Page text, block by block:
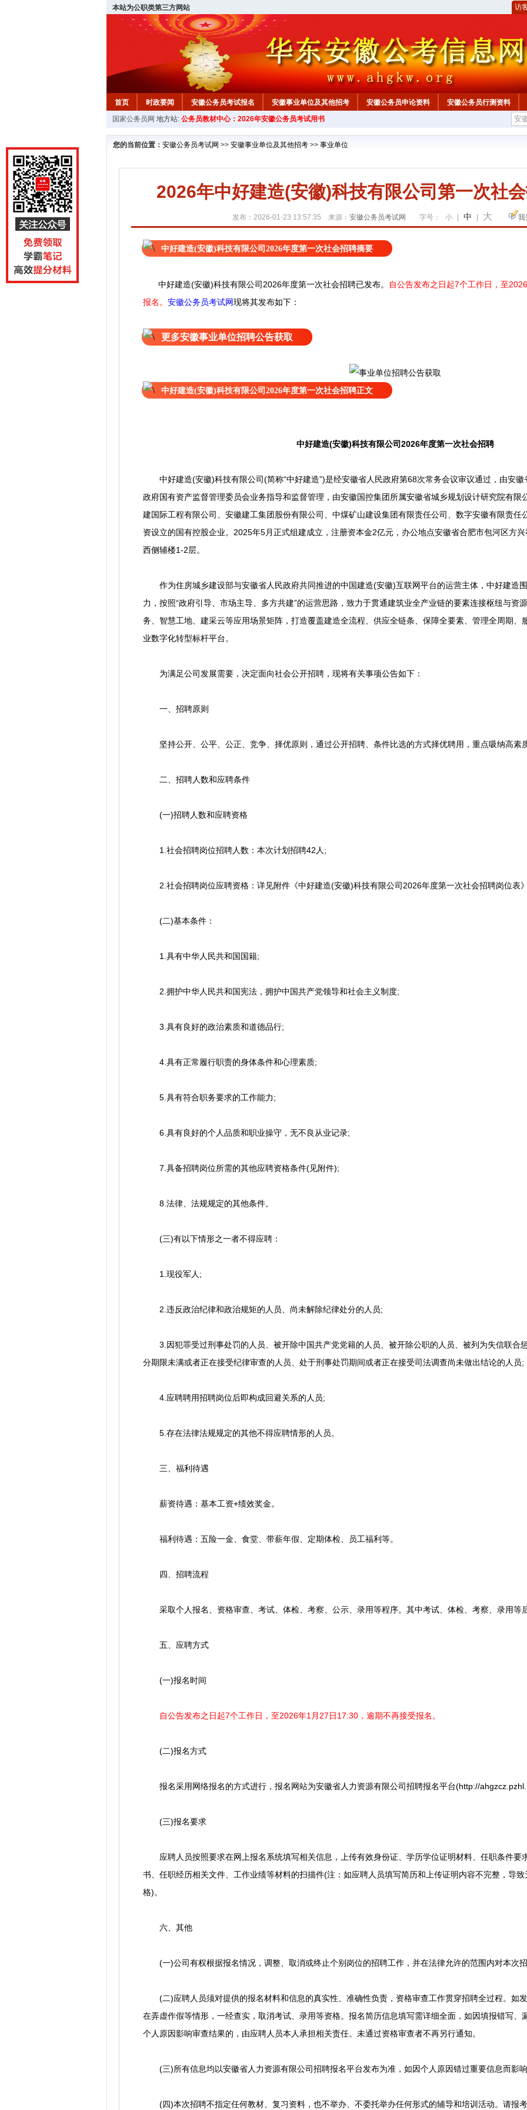
本站为公职类第三方网站 访
首页 时政要闻 安徽公务员考试报名 安徽事业单位及其他招考 安徽公务员申论资料 安徽公务员行测资料
安徽公务员行测试题 在线咨询 教材中心
国家公务员网 地方站: 公务员教材中心：2026年安徽公务员考试用书
您的当前位置： 安徽公务员考试网 >> 安徽事业单位及其他招考 >> 事业单位
2026年中好建造(安徽)科技有限公司第一次社
发布：2026-01-23 13:57:35 来源： 安徽公务员考试网 字号： 小 中 大 我
中好建造(安徽)科技有限公司2026年度第一次社会招聘摘要
中好建造(安徽)科技有限公司2026年度第一次社会招聘已发布。
自公告发布之日起7个工作日，至
报名。 安徽公务员考试网现将其发布如下：
更多安徽事业单位招聘公告获取
中好建造(安徽)科技有限公司2026年度第一次社会招聘正文
中好建造(安徽)科技有限公司2026年度第一次社会招聘
中好建造(安徽)科技有限公司(简称“中好建造”)是经安徽省人民政府第68次常务会议审议通过，由安徽
政府国有资产监督管理委员会业务指导和监督管理，由安徽国控集团所属安徽省城乡规划设计研究院有限
建国际工程有限公司、安徽建工集团股份有限公司、中煤矿山建设集团有限责任公司、数字安徽有限责任
资设立的国有控股企业。2025年5月正式组建成立，注册资本金2亿元，办公地点安徽省合肥市包河区方
西侧辅楼1-2层。
作为住房城乡建设部与安徽省人民政府共同推进的中国建造(安徽)互联网平台的运营主体，中好建造
力，按照“政府引导、市场主导、多方共建”的运营思路，致力于贯通建筑业全产业链的要素连接枢纽与资
务、智慧工地、建采云等应用场景矩阵，打造覆盖建造全流程、供应全链条、保障全要素、管理全周期、
业数字化转型标杆平台。
为满足公司发展需要，决定面向社会公开招聘，现将有关事项公告如下：
一、招聘原则
坚持公开、公平、公正、竞争、择优原则，通过公开招聘、条件比选的方式择优聘用，重点吸纳高素
二、招聘人数和应聘条件
(一)招聘人数和应聘资格
1.社会招聘岗位招聘人数：本次计划招聘42人;
2.社会招聘岗位应聘资格：详见附件《中好建造(安徽)科技有限公司2026年度第一次社会招聘岗位表
(二)基本条件：
1.具有中华人民共和国国籍;
2.拥护中华人民共和国宪法，拥护中国共产党领导和社会主义制度;
3.具有良好的政治素质和道德品行;
4.具有正常履行职责的身体条件和心理素质;
5.具有符合职务要求的工作能力;
6.具有良好的个人品质和职业操守，无不良从业记录;
7.具备招聘岗位所需的其他应聘资格条件(见附件);
8.法律、法规规定的其他条件。
(三)有以下情形之一者不得应聘：
1.现役军人;
2.违反政治纪律和政治规矩的人员、尚未解除纪律处分的人员;
3.因犯罪受过刑事处罚的人员、被开除中国共产党党籍的人员、被开除公职的人员、被列为失信联合
分期限未满或者正在接受纪律审查的人员、处于刑事处罚期间或者正在接受司法调查尚未做出结论的人员;
4.应聘聘用招聘岗位后即构成回避关系的人员;
5.存在法律法规规定的其他不得应聘情形的人员。
三、福利待遇
薪资待遇：基本工资+绩效奖金。
福利待遇：五险一金、食堂、带薪年假、定期体检、员工福利等。
四、招聘流程
采取个人报名、资格审查、考试、体检、考察、公示、录用等程序。其中考试、体检、考察、录用等
五、应聘方式
(一)报名时间
自公告发布之日起7个工作日，至2026年1月27日17:30，逾期不再接受报名。
(二)报名方式
报名采用网络报名的方式进行，报名网站为安徽省人力资源有限公司招聘报名平台(http://
(三)报名要求
应聘人员按照要求在网上报名系统填写相关信息，上传有效身份证、学历学位证明材料、任职条件要
书、任职经历相关文件、工作业绩等材料的扫描件(注：如应聘人员填写简历和上传证明内容不完整，导
格)。
六、其他
(一)公司有权根据报名情况，调整、取消或终止个别岗位的招聘工作，并在法律允许的范围内对本次
(二)应聘人员须对提供的报名材料和信息的真实性、准确性负责，资格审查工作贯穿招聘全过程。如
在弄虚作假等情形，一经查实，取消考试、录用等资格。报名简历信息填写需详细全面，如因填报错写、
个人原因影响审查结果的，由应聘人员本人承担相关责任。未通过资格审查者不再另行通知。
(三)所有信息均以安徽省人力资源有限公司招聘报名平台发布为准，如因个人原因错过重要信息而影
(四)本次招聘不指定任何教材、复习资料，也不举办、不委托举办任何形式的辅导和培训活动。请报